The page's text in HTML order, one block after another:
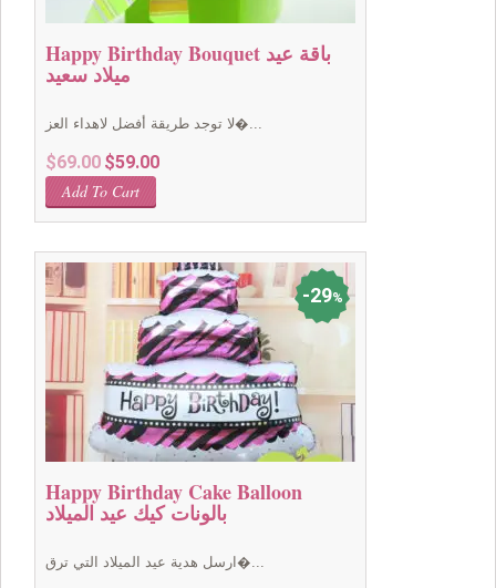
Happy Birthday Bouquet باقة عيد
ميلاد سعيد
لا توجد طريقة أفضل لاهداء العز�...
$69.00 Original
price
was:
$59.00Current
Add To Cart
29%
Happy Birthday Cake Balloon
بالونات كيك عيد الميلاد
ارسل هدية عيد الميلاد التي ترق�...